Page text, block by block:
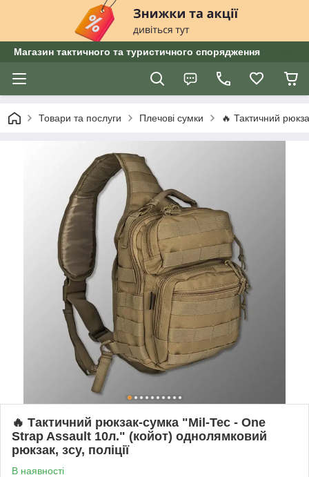
Магазин тактичного та туристичного спорядження
Товари та послуги Плечові сумки 🔥 Тактичний
🔥 Тактичний рюкзак-сумка "Mil-Tec - One
Strap Assault 10л." (койот) однолямковий
рюкзак, зсу, поліції
В наявності